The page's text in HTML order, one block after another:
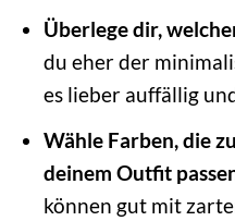
Überlege dir,
du eher der
es lieber auffällig
Wähle Farben, die
deinem Outfit
können gut mit